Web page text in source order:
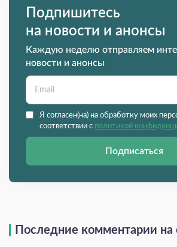
Подпишитесь
на новости и анонсы
Каждую неделю отправляем
новости и анонсы
Я согласен(на) на обработку моих
соответствии с политикой
Подписаться
Последние комментарии на